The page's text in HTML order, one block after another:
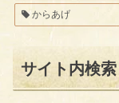
からあげ
サイト内検索